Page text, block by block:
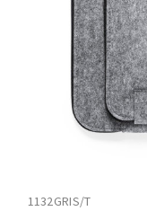
1132GRIS/T